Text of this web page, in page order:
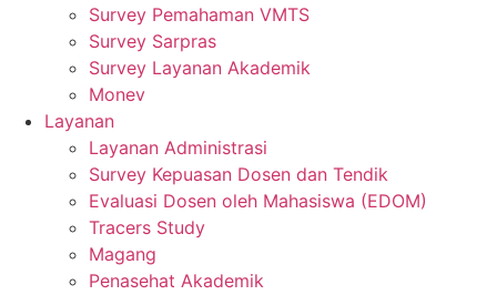
Survey Pemahaman VMTS
Survey Sarpras
Survey Layanan Akademik
Monev
Layanan
Layanan Administrasi
Survey Kepuasan Dosen dan Tendik
Evaluasi Dosen oleh Mahasiswa (EDOM)
Tracers Study
Magang
Penasehat Akademik